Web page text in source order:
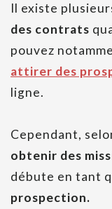
Il existe
des contrats
pouvez
attirer des
ligne.
Cependant,
obtenir des
débute en tant
prospection.